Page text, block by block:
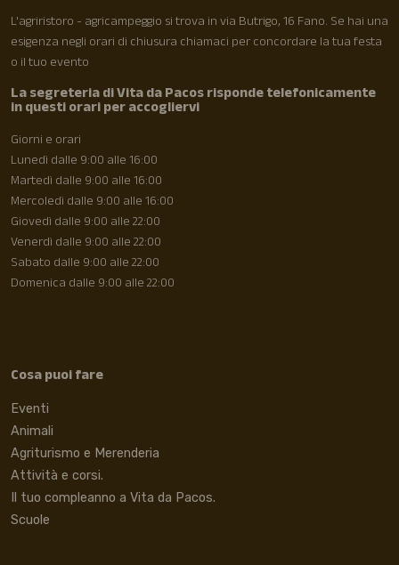
L'agriristoro - agricampeggio si trova in via Butrigo, 16 Fano. Se hai una
esigenza negli orari di chiusura chiamaci per concordare la tua festa
o il tuo evento
La segreteria di Vita da Pacos risponde telefonicamente
in questi orari per accogliervi
Giorni e orari
Lunedì dalle 9:00 alle 16:00
Martedì dalle 9:00 alle 16:00
Mercoledì dalle 9:00 alle 16:00
Giovedì dalle 9:00 alle 22:00
Venerdì dalle 9:00 alle 22:00
Sabato dalle 9:00 alle 22:00
Domenica dalle 9:00 alle 22:00
Cosa puoi fare
Eventi
Animali
Agriturismo e Merenderia
Attività e corsi.
Il tuo compleanno a Vita da Pacos.
Scuole